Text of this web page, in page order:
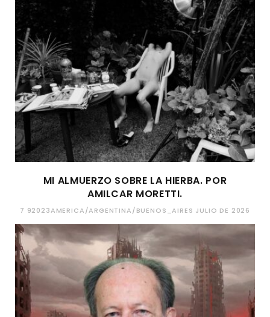
MI ALMUERZO SOBRE LA HIERBA. POR
AMILCAR MORETTI.
7 92023AMERICA/ARGENTINA/BUENOS_AIRES JULIO DE 2026